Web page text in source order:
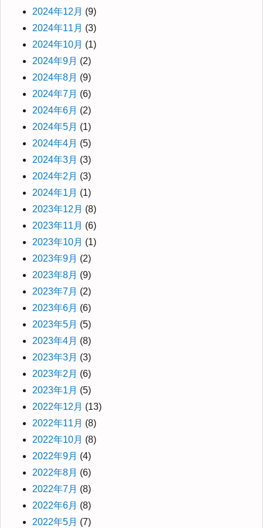
2024年12月 (9)
2024年11月 (3)
2024年10月 (1)
2024年9月 (2)
2024年8月 (9)
2024年7月 (6)
2024年6月 (2)
2024年5月 (1)
2024年4月 (5)
2024年3月 (3)
2024年2月 (3)
2024年1月 (1)
2023年12月 (8)
2023年11月 (6)
2023年10月 (1)
2023年9月 (2)
2023年8月 (9)
2023年7月 (2)
2023年6月 (6)
2023年5月 (5)
2023年4月 (8)
2023年3月 (3)
2023年2月 (6)
2023年1月 (5)
2022年12月 (13)
2022年11月 (8)
2022年10月 (8)
2022年9月 (4)
2022年8月 (6)
2022年7月 (8)
2022年6月 (8)
2022年5月 (7)